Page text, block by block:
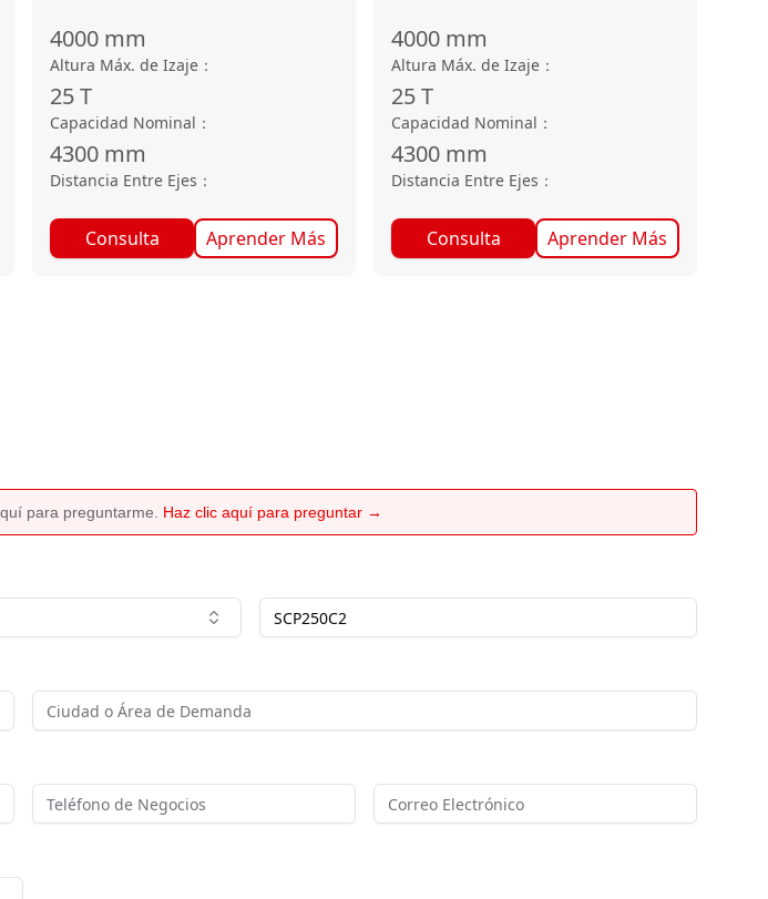
4000 mm
Altura Máx. de Izaje ：
25T
Capacidad Nominal ：
4300 mm
Distancia Entre Ejes ：
Consulta Aprender Más
4000 mm
Altura Máx. de Izaje ：
25T
Capacidad Nominal ：
4300 mm
Distancia Entre Ejes ：
Consulta Aprender Más
para preguntarme. Haz clic aquí para preguntar →